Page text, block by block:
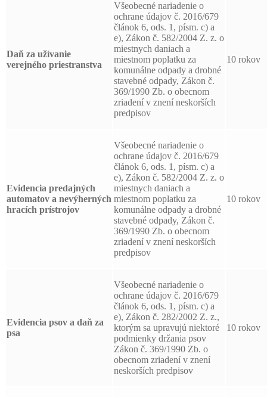
Daň za užívanie
verejného priestranstva
Všeobecné nariadenie o
ochrane údajov č. 2016/679
článok 6, ods. 1, písm. c) a
e), Zákon č. 582/2004 Z. z. o
miestnych daniach a
miestnom poplatku za
komunálne odpady a drobné
stavebné odpady, Zákon č.
369/1990 Zb. o obecnom
zriadení v znení neskorších
predpisov
10 rokov
Evidencia predajných
automatov a nevýherných
hracích prístrojov
Všeobecné nariadenie o
ochrane údajov č. 2016/679
článok 6, ods. 1, písm. c) a
e), Zákon č. 582/2004 Z. z. o
miestnych daniach a
miestnom poplatku za
komunálne odpady a drobné
stavebné odpady, Zákon č.
369/1990 Zb. o obecnom
zriadení v znení neskorších
predpisov
10 rokov
Evidencia psov a daň za
psa
Všeobecné nariadenie o
ochrane údajov č. 2016/679
článok 6, ods. 1, písm. c) a
e), Zákon č. 282/2002 Z. z.,
ktorým sa upravujú niektoré
podmienky držania psov
Zákon č. 369/1990 Zb. o
obecnom zriadení v znení
neskorších predpisov
10 rokov